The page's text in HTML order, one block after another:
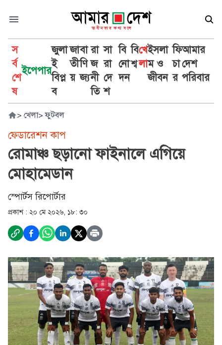
স
র্ব
শে
ষ
ইপেপার
জুলা
ই
বিপ্ল
ব
জা
তী
য়
বা
ণি
জ্য
রা
জ
নী
তি
সা
রা
দে
শ
বি
নো
দন
বি
শ্ব
খে
লা
ইসলা
ম ও
জীবন
ফি
চা
র
আমার
দেশ
পরিবার
> খেলা> ফুটবল
ফেডারেশন কাপ
রোমাঞ্চ ছড়ানো ফাইনালে এগিয়ে
মোহামেডান
স্পোর্টস রিপোর্টার
প্রকাশ : ২০ মে ২০২৬, ১৮: ৩০